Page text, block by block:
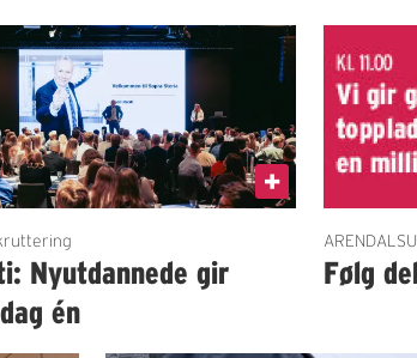
Nyutdannede gir
én
Følg